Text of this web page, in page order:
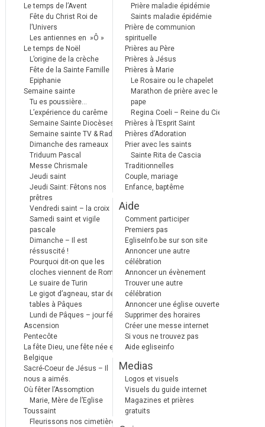
Le temps de l’Avent
Fête du Christ Roi de
l’Univers
Les antiennes en »Ô »
Le temps de Noël
L’origine de la crèche
Fête de la Sainte Famille
Epiphanie
Semaine sainte
Tu es poussière…
L’expérience du carême
Semaine Sainte Diocèses
Semaine sainte TV & Radio
Dimanche des rameaux
Triduum Pascal
Messe Chrismale
Jeudi saint
Jeudi Saint: Fêtons nos
prêtres
Vendredi saint – la croix
Samedi saint et vigile
pascale
Dimanche – Il est
réssuscité !
Pourquoi dit-on que les
cloches viennent de Rome ?
Le suaire de Turin
Le gigot d’agneau, star des
tables à Pâques
Lundi de Pâques – jour férié
Ascension
Pentecôte
La fête Dieu, une fête née en
Belgique
Sacré-Coeur de Jésus – Il
nous a aimés.
Où fêter l’Assomption
Marie, Mère de l’Eglise
Toussaint
Fleurissons nos cimetières
Prière maladie épidémie
Saints maladie épidémie
Prière de communion
spirituelle
Prières au Père
Prières à Jésus
Prières à Marie
Le Rosaire ou le chapelet
Marathon de prière avec le
pape
Regina Coeli – Reine du Ciel
Prières à l’Esprit Saint
Prières d’Adoration
Prier avec les saints
Sainte Rita de Cascia
Traditionnelles
Couple, mariage
Enfance, baptême
Aide
Comment participer
Premiers pas
EgliseInfo.be sur son site
Annoncer une autre
célébration
Annoncer un évènement
Trouver une autre
célébration
Annoncer une église ouverte
Supprimer des horaires
Créer une messe internet
Si vous ne trouvez pas
Aide egliseinfo
Medias
Logos et visuels
Visuels du guide internet
Magazines et prières
gratuits